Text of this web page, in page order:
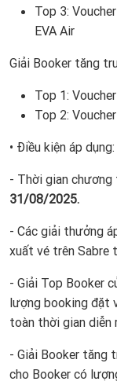
Top 3:
EVA Air
Giải Booker tăng
Top 1:
Top 2:
• Điều kiện áp dụng:
- Thời gian chương
31/08/2025.
- Các giải thưởng
xuất vé trên Sabre
- Giải Top Booker
lượng booking đặt
toàn thời gian diễn
- Giải Booker tăng
cho Booker có